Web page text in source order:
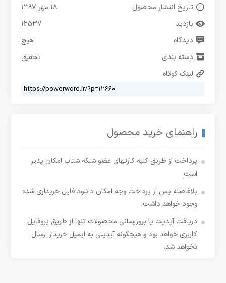
تاریخ انتشار محصول
۱۸ مهر ۱۳۹۷
بازدید
12537
دیدگاه
هیچ
دسته بندی
تحقیق
لینک کوتاه
راهنمای خرید محصول
پرداخت از طریق کلیه کارتهای عضو شبکه شتاب امکان پذیر
است.
بلافاصله پس از پرداخت وجه امکان دانلود فایل خریداری شده
وجود خواهد داشت.
دریافت آپدیت یا بروزرسانی محصولات تنها از طریق پروفایل
کاربری خواهد بود و هیچگونه آپدیتی به ایمیل خریدار ارسال
نخواهد شد.